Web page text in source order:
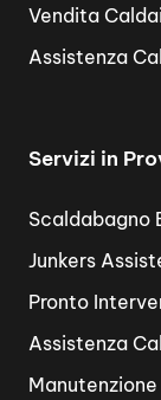
Vendita
Assistenza
Servizi in
Scaldabagno
Junkers
Pronto
Assistenza